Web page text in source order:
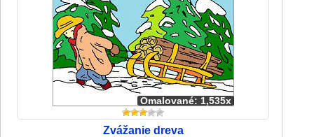
Omalované: 1,535x
Zvážanie dreva